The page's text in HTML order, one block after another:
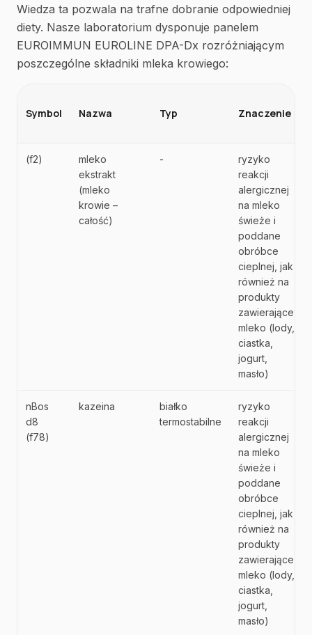
Wiedza ta pozwala na trafne dobranie odpowiedniej
diety. Nasze laboratorium dysponuje panelem
EUROIMMUN EUROLINE DPA-Dx rozróżniającym
poszczególne składniki mleka krowiego:
Symbol Nazwa Typ Znaczenie
(f2)
mleko
ekstrakt
(mleko
krowie –
całość)
-
ryzyko
reakcji
alergicznej
na mleko
świeże i
poddane
obróbce
cieplnej, jak
również na
produkty
zawierające
mleko (lody,
ciastka,
jogurt,
masło)
nBos
d8
(f78)
kazeina
białko
termostabilne
ryzyko
reakcji
alergicznej
na mleko
świeże i
poddane
obróbce
cieplnej, jak
również na
produkty
zawierające
mleko (lody,
ciastka,
jogurt,
masło)